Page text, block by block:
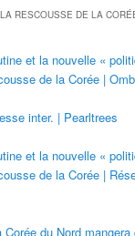
RESCOUSSE DE LA
et la nouvelle «
de la Corée |
inter. | Pearltrees
et la nouvelle «
de la Corée |
du Nord mangera